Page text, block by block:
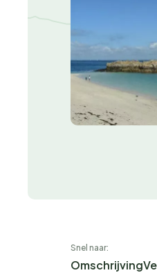
Snel naar:
Omschrijving